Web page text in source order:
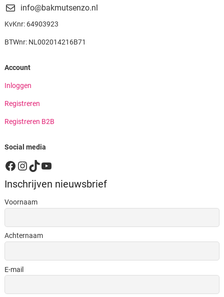
info@bakmutsenzo.nl
KvKnr: 64903923
BTWnr: NL002014216B71
Account
Inloggen
Registreren
Registreren B2B
Social media
Facebook
Instagram
TikTok
YouTube
Inschrijven nieuwsbrief
Voornaam
Achternaam
E-mail